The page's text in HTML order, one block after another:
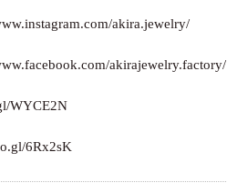
akira.jewelry/
akirajewelry.factory/
WYCE2N
6Rx2sK